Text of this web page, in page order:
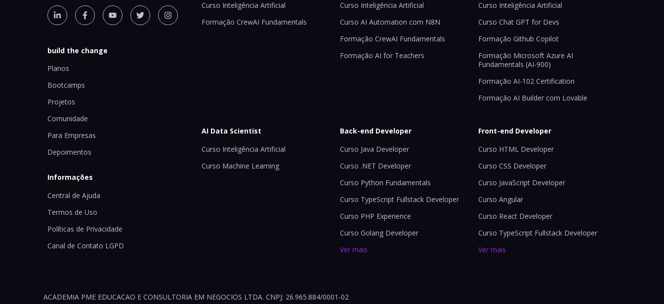
build the change
Planos
Bootcamps
Projetos
Comunidade
Para Empresas
Depoimentos
Informações
Central de Ajuda
Termos de Uso
Políticas de Privacidade
Canal de Contato LGPD
Curso Inteligência Artificial
Formação CrewAI Fundamentals
Curso Inteligência Artificial
Curso AI Automation com N8N
Formação CrewAI Fundamentals
Formação AI for Teachers
Curso Inteligência Artificial
Curso Chat GPT for Devs
Formação Github Copilot
Formação Microsoft Azure AI
Fundamentals (AI-900)
Formação AI-102 Certification
Formação AI Builder com Lovable
AI Data Scientist
Curso Inteligência Artificial
Curso Machine Learning
Back-end Developer
Curso Java Developer
Curso .NET Developer
Curso Python Fundamentals
Curso TypeScript Fullstack Developer
Curso PHP Experience
Curso Golang Developer
Ver mais
Front-end Developer
Curso HTML Developer
Curso CSS Developer
Curso JavaScript Developer
Curso Angular
Curso React Developer
Curso TypeScript Fullstack Developer
Ver mais
ACADEMIA PME EDUCACAO E CONSULTORIA EM NEGOCIOS LTDA. CNPJ: 26.965.884/0001-02